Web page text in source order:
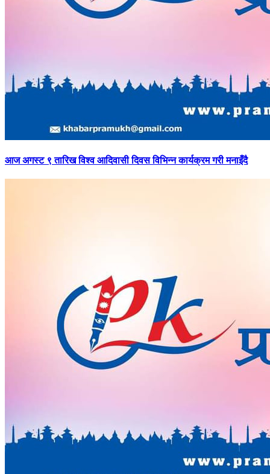
आजअगस्ट ९ तारिख विश्व आदिवासी दिवस विभिन्न कार्यक्रम गरी मनाइँदै